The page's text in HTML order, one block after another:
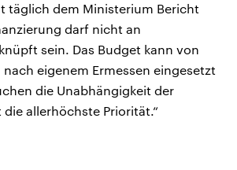
täglich dem Ministerium Bericht
darf nicht an
sein. Das Budget kann von
eigenem Ermessen eingesetzt
die Unabhängigkeit der
die allerhöchste Priorität.“